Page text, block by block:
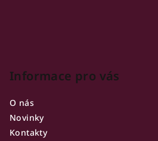
Informace pro vás
O nás
Novinky
Kontakty